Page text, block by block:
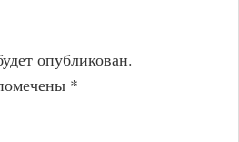
опубликован.
*